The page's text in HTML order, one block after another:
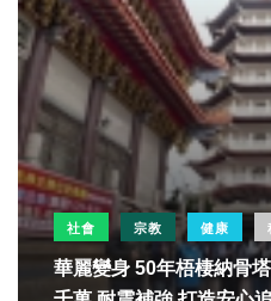
社會 宗教 健康
華麗變身 50年梧棲納骨